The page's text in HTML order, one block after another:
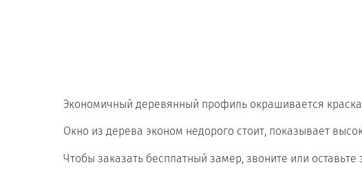
Экономичный деревянный профиль окрашивается
Окно из дерева эконом недорого стоит, показывает
Чтобы заказать бесплатный замер, звоните или оставьте